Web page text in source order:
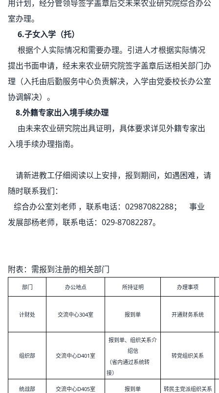
用计划，经分管领导签字盖章后交未来农业研究院综合办公
室办理。
6.子女入学（托）
根据个人实际情况和需要办理。引进人才根据实际情况
提出书面申请，经未来农业研究院签字盖章后送相关部门办
理（入托由后勤服务中心负责解决，入学由党委校长办公室
协调解决）。
8.外籍专家出入境手续办理
由未来农业研究院出具证明，具体要求详见外籍专家出
入境手续办理指南。
请新进教工仔细阅读以上安排，报到期间，如遇困难，请
随时联系我们：
综合办公室刘老师 ，联系电话：02987082288；
事业
发展部杨老师，联系电话：029-87082287。
附表：需报到注册的相关部门
部门 办公地点 所持证明 办理事项
计财处 交流中心304室 报到单 开通财务系统
组织部 交流中心D401室
报到单、组织关系介
绍信
（省内通过系统转
接）
转党组织关系
统战部 交流中心D405室 报到单 转民主党派组织关系